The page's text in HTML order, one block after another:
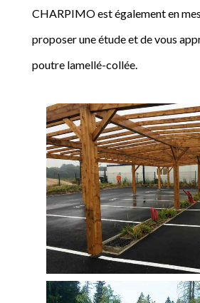
CHARPIMO est également en
proposer une étude et de vous
poutre lamellé-collée.